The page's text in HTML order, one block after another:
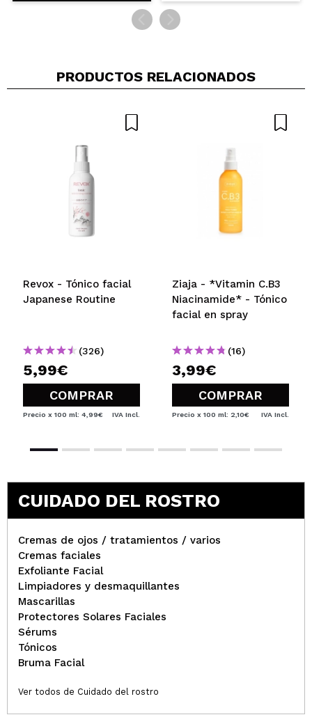
PRODUCTOS RELACIONADOS
Revox - Tónico facial
Japanese Routine
(326)
5,99€
COMPRAR
Precio x 100 ml: 4,99€ IVA Incl.
Ziaja - *Vitamin C.B3
Niacinamide* - Tónico
facial en spray
(16)
3,99€
COMPRAR
Precio x 100 ml: 2,10€ IVA Incl.
CUIDADO DEL ROSTRO
Cremas de ojos / tratamientos / varios
Cremas faciales
Exfoliante Facial
Limpiadores y desmaquillantes
Mascarillas
Protectores Solares Faciales
Sérums
Tónicos
Bruma Facial
Ver todos de Cuidado del rostro